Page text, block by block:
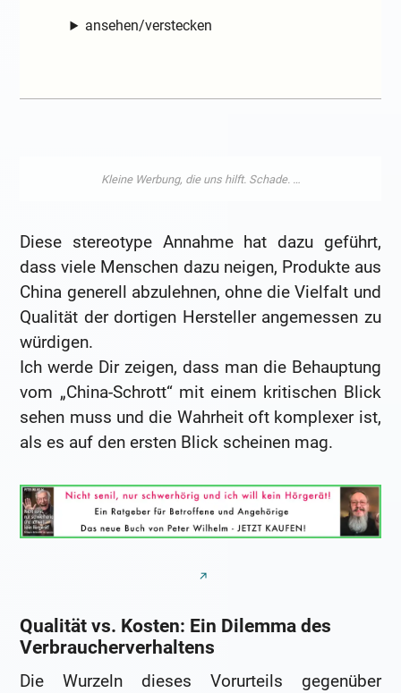
ansehen/verstecken
Diese stereotype Annahme hat dazu geführt,
dass viele Menschen dazu neigen, Produkte aus
China generell abzulehnen, ohne die Vielfalt und
Qualität der dortigen Hersteller angemessen zu
würdigen.
Ich werde Dir zeigen, dass man die Behauptung
vom „China-Schrott“ mit einem kritischen Blick
sehen muss und die Wahrheit oft komplexer ist,
als es auf den ersten Blick scheinen mag.
Qualität vs. Kosten: Ein Dilemma des
Verbraucherverhaltens
Die Wurzeln dieses Vorurteils gegenüber